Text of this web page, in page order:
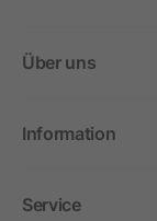
Über uns
Information
Service